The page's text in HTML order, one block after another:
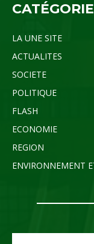
LA UNE SITE
ACTUALITES
SOCIETE
POLITIQUE
FLASH
ECONOMIE
REGION
ENVIRONNEMENT